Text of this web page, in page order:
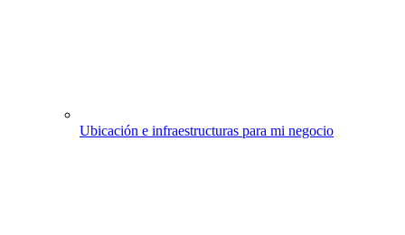
Ubicación e infraestructuras para mi negocio